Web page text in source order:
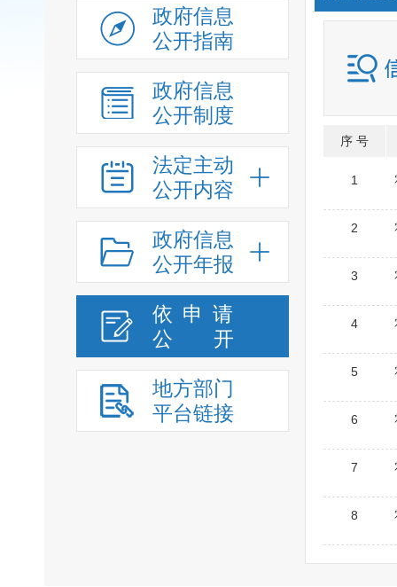
政府信息
公开指南
政府信息
公开制度
法定主动
公开内容
政府信息
公开年报
依申请
公
开
地方部门
平台链接
序 号
1
2
3
4
5
6
7
8